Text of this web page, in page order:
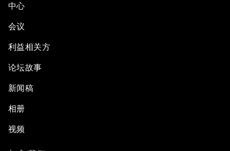
中心
会议
利益相关方
论坛故事
新闻稿
相册
视频